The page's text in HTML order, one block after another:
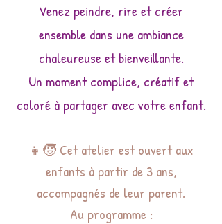
Venez peindre, rire et créer
ensemble dans une ambiance
chaleureuse et bienveillante.
Un moment complice, créatif et
coloré à partager avec votre enfant.
👧🧒 Cet atelier est ouvert aux
enfants à partir de 3 ans,
accompagnés de leur parent.
Au programme :